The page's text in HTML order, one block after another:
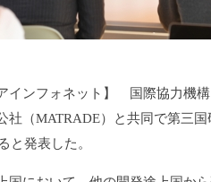
インフォネット】 国際協力機構
（MATRADE）
と共同で第三国
と発表した。